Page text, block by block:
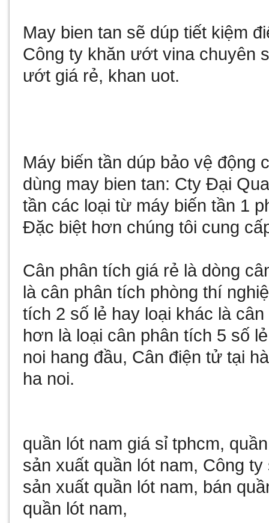
May bien tan sẽ dúp tiết kiệm
Công ty khăn ướt vina chuyên
ướt giá rẻ, khan uot.
Máy biến tần dúp bảo vệ động
dùng may bien tan: Cty Đại
tần các loại từ máy biến tần 1
Đặc biệt hơn chúng tôi cung
Cân phân tích giá rẻ là dòng
là cân phân tích phòng thí
tích 2 số lẻ hay loại khác là cân
hơn là loại cân phân tích 5 số lẻ
noi hang đầu, Cân điện tử tại
ha noi.
quần lót nam giá sỉ tphcm,
sản xuất quần lót nam, Công ty
sản xuất quần lót nam, bán
quần lót nam,